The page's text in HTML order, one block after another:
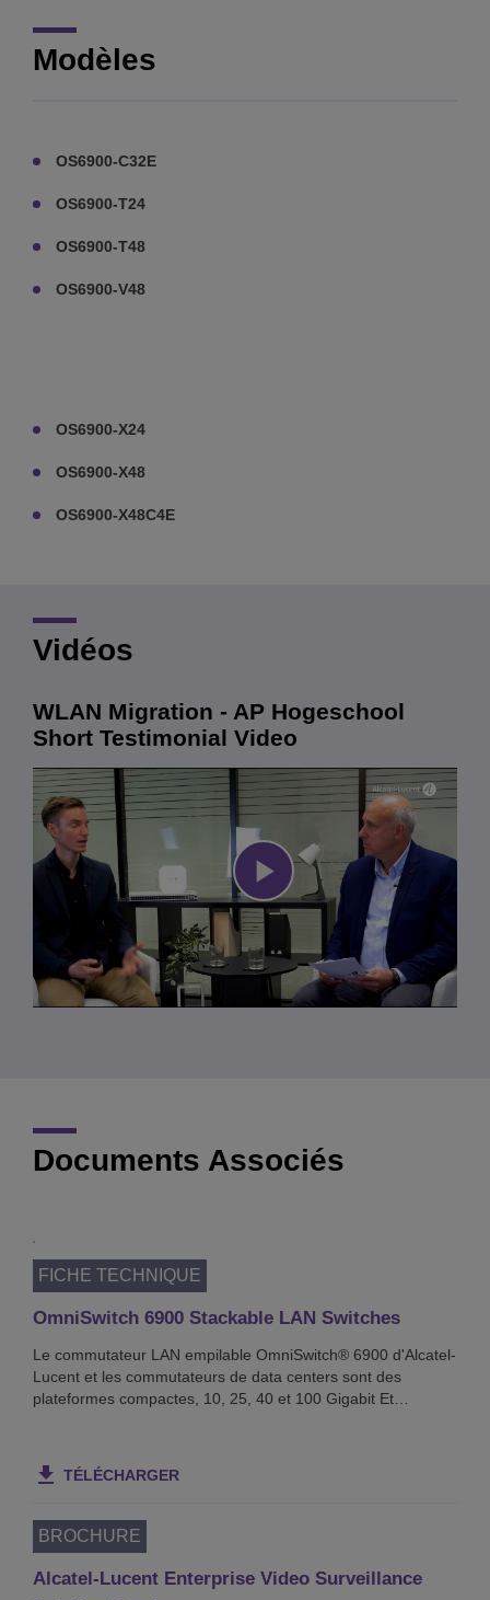
Modèles
OS6900-C32E
OS6900-T24
OS6900-T48
OS6900-V48
OS6900-X24
OS6900-X48
OS6900-X48C4E
Vidéos
WLAN Migration - AP Hogeschool
Short Testimonial Video
Play
Documents Associés
FICHE TECHNIQUE
OmniSwitch 6900 Stackable LAN Switches
Le commutateur LAN empilable OmniSwitch® 6900 d'Alcatel-
Lucent et les commutateurs de data centers sont des
plateformes compactes, 10, 25, 40 et 100 Gigabit Et…
TÉLÉCHARGER
BROCHURE
Alcatel-Lucent Enterprise Video Surveillance